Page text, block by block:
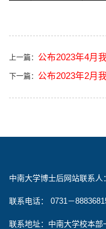
上一篇： 公布2023年4月
下一篇： 公布2023年2月
中南大学博士后网站联
联系电话： 0731－
联系地址：中南大学校本